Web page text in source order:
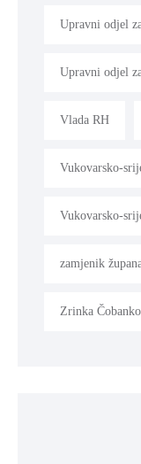
Upravni odjel
Upravni odjel
Vlada RH
Vukovarsko-
Vukovarsko-
zamjenik
Zrinka